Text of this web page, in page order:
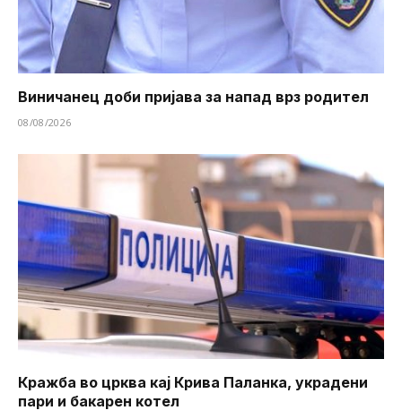
Виничанец доби пријава за напад врз родител
08/08/2026
Кражба во црква кај Крива Паланка, украдени
пари и бакарен котел